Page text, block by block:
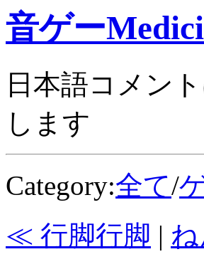
音ゲー
日本語コメン
します
Category:全て/
≪ 行脚行脚 |